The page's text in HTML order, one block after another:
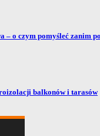
– o czym pomyśleć zanim
balkonów i tarasów